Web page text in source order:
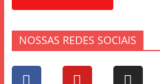
NOSSAS REDES SOCIAIS